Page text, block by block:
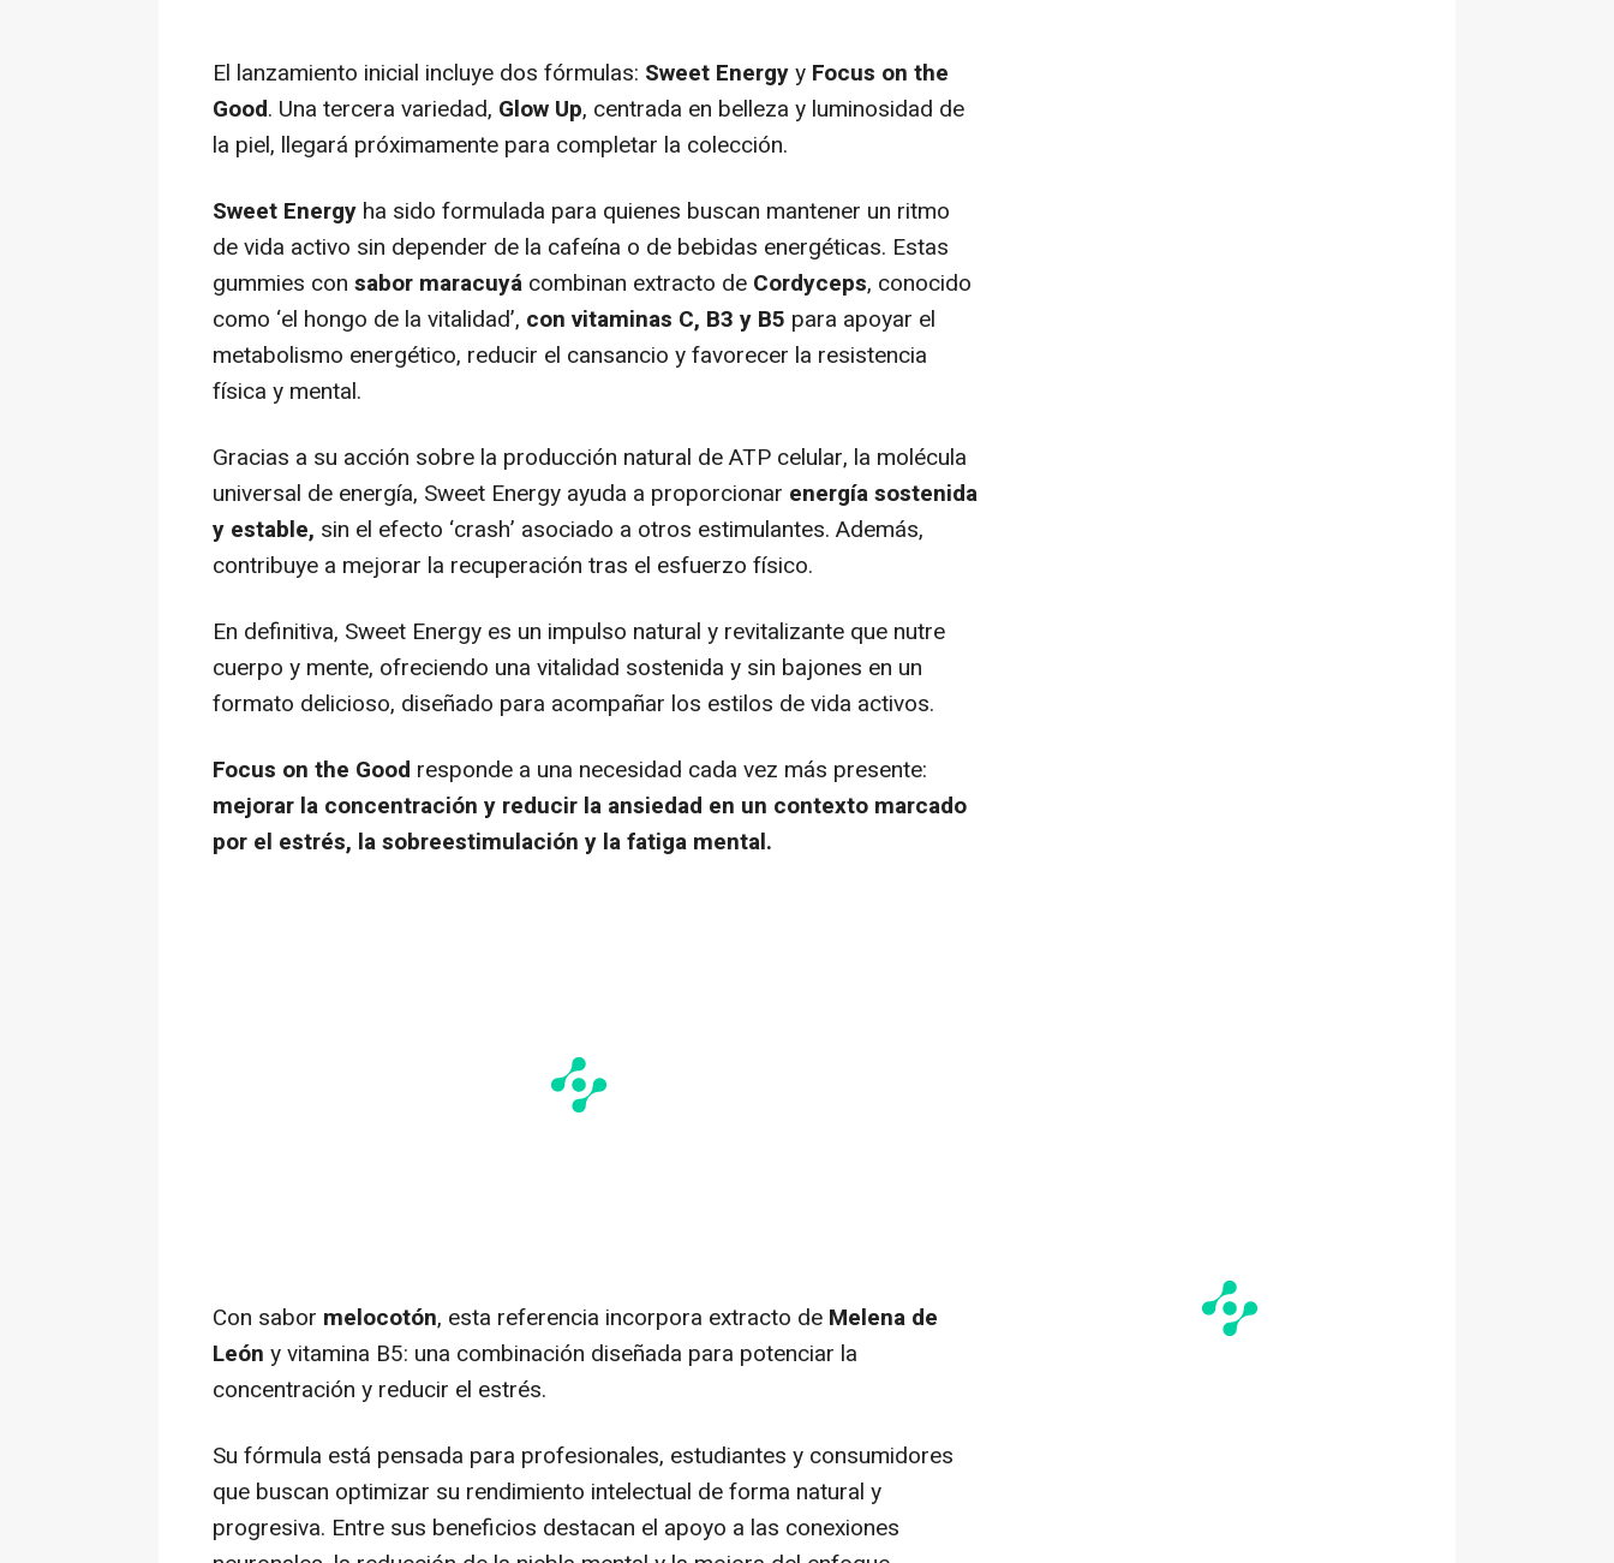
El lanzamiento inicial incluye dos fórmulas: Sweet Energyy Focus on the
Good. Una tercera variedad, Glow Up, centrada en belleza y luminosidad de
la piel, llegará próximamente para completar la colección.
Sweet Energy ha sido formulada para quienes buscan mantener un ritmo
de vida activo sin depender de la cafeína o de bebidas energéticas. Estas
gummies con sabor maracuyá combinan extracto de Cordyceps, conocido
como ‘el hongo de la vitalidad’, con vitaminas C, B3 y B5 para apoyar el
metabolismo energético, reducir el cansancio y favorecer la resistencia
física y mental.
Gracias a su acción sobre la producción natural de ATP celular, la molécula
universal de energía, Sweet Energy ayuda a proporcionar energía sostenida
y estable, sin el efecto ‘crash’ asociado a otros estimulantes. Además,
contribuye a mejorar la recuperación tras el esfuerzo físico.
En definitiva, Sweet Energy es un impulso natural y revitalizante que nutre
cuerpo y mente, ofreciendo una vitalidad sostenida y sin bajones en un
formato delicioso, diseñado para acompañar los estilos de vida activos.
Focus on the Good responde a una necesidad cada vez más presente:
mejorar la concentración y reducir la ansiedad en un contexto marcado
por el estrés, la sobreestimulación y la fatiga mental.
Con sabor melocotón, esta referencia incorpora extracto de Melena de
León y vitamina B5: una combinación diseñada para potenciar la
concentración y reducir el estrés.
Su fórmula está pensada para profesionales, estudiantes y consumidores
que buscan optimizar su rendimiento intelectual de forma natural y
progresiva. Entre sus beneficios destacan el apoyo a las conexiones